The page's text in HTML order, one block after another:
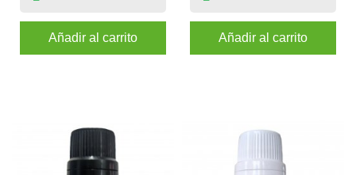
Añadir al carrito Añadir al carrito